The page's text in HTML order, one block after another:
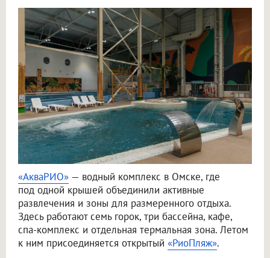
«АкваРИО» — водный комплекс в Омске, где
под одной крышей объединили активные
развлечения и зоны для размеренного отдыха.
Здесь работают семь горок, три бассейна, кафе,
спа-комплекс и отдельная термальная зона. Летом
к ним присоединяется открытый «РиоПляж».